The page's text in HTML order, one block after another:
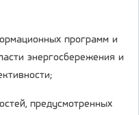
программ и
энергосбережения и
предусмотренных